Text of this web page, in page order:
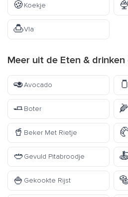
🍪Koekje
🍮Vla
Meer uit de Eten & drinken
🥑Avocado 🫙
🧈Boter
🥤 Beker Met Rietje
🥙Gevuld Pitabroodje
🍚 Gekookte Rijst